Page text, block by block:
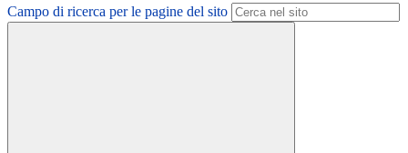
Campo di ricerca per le pagine del sito